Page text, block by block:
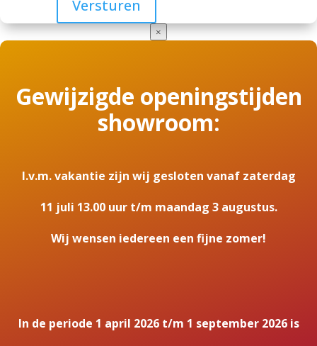
×
Gewijzigde openingstijden
showroom:
I.v.m. vakantie zijn wij gesloten vanaf zaterdag
11 juli 13.00 uur t/m maandag 3 augustus.
Wij wensen iedereen een fijne zomer!
In de periode 1 april 2026 t/m 1 september 2026 is